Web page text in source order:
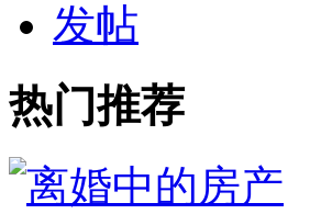
发帖
热门推荐